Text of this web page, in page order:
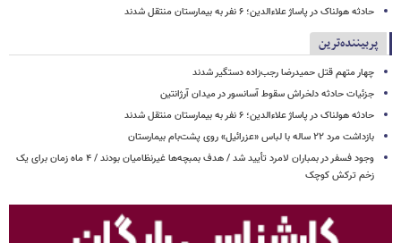
حادثه هولناک در پاساژ علاءالدین؛ ۶ نفر به بیمارستان منتقل شدند
پربیننده‌ترین
چهار متهم قتل حمیدرضا رجب‌زاده دستگیر شدند
جزئیات حادثه دلخراش سقوط آسانسور در میدان آرژانتین
حادثه هولناک در پاساژ علاءالدین؛ ۶ نفر به بیمارستان منتقل شدند
بازداشت مرد ۲۲ ساله با لباس «عزرائیل» روی پشت‌بام بیمارستان
وجود فسفر در بمباران لامرد تأیید شد / هدف بمبچه‌ها غیرنظامیان بودند / ۴ ماه زمان برای یک
زخم ترکش کوچک